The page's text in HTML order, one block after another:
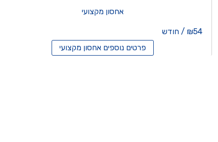
אחסון מקצועי
₪54 / חודש
פרטים נוספיםאחסון מקצועי